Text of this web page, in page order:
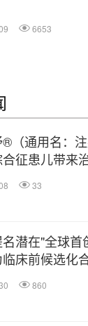
6653
（通用名：
征患儿带来
33
潜在"全球首
床前候选化
860